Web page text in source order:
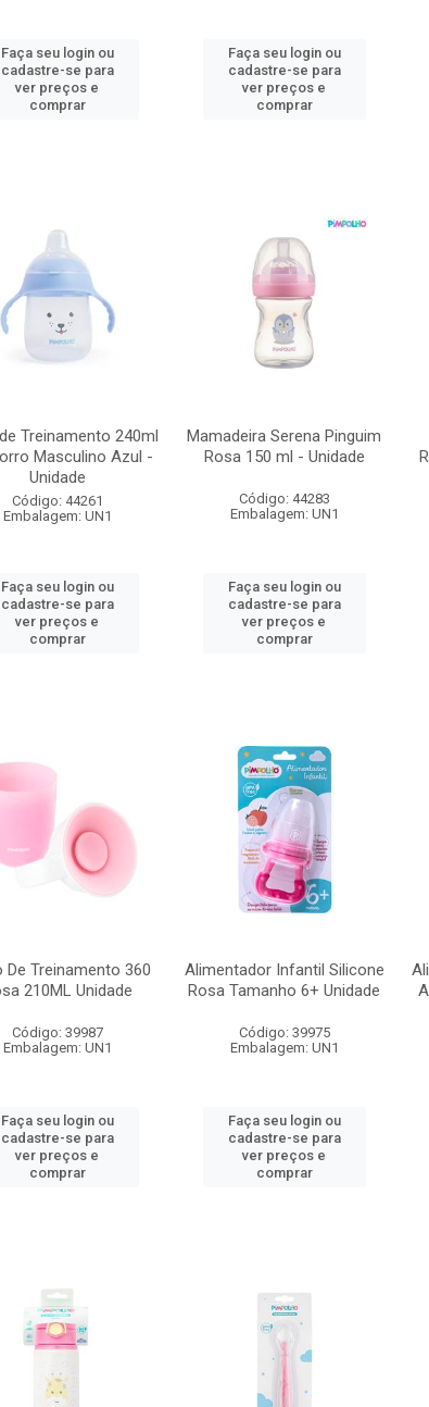
Faça seu login ou
cadastre-se para
ver preços e
comprar
Faça seu login ou
cadastre-se para
ver preços e
comprar
Treinamento 240ml
Masculino Azul -
Unidade
Código: 44261
Embalagem: UN1
Faça seu login ou
cadastre-se para
ver preços e
comprar
Mamadeira Serena Pinguim
Rosa 150 ml - Unidade
Código: 44283
Embalagem: UN1
Faça seu login ou
cadastre-se para
ver preços e
comprar
De Treinamento 360
210ML Unidade
Código: 39987
Embalagem: UN1
Faça seu login ou
cadastre-se para
ver preços e
comprar
Alimentador Infantil Silicone
Rosa Tamanho 6+ Unidade
Código: 39975
Embalagem: UN1
Faça seu login ou
cadastre-se para
ver preços e
comprar